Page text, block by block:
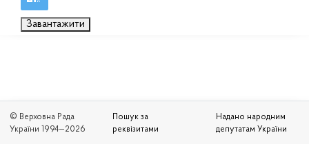
Завантажити
© Верховна Рада
України 1994—2026
Пошук за
реквізитами
Надано народним
депутатам України